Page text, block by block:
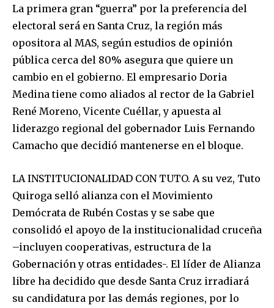
La primera gran “guerra” por la preferencia del
electoral será en Santa Cruz, la región más
opositora al MAS, según estudios de opinión
pública cerca del 80% asegura que quiere un
cambio en el gobierno. El empresario Doria
Medina tiene como aliados al rector de la Gabriel
René Moreno, Vicente Cuéllar, y apuesta al
liderazgo regional del gobernador Luis Fernando
Camacho que decidió mantenerse en el bloque.
LA INSTITUCIONALIDAD CON TUTO. A su vez, Tuto
Quiroga selló alianza con el Movimiento
Demócrata de Rubén Costas y se sabe que
consolidó el apoyo de la institucionalidad cruceña
–incluyen cooperativas, estructura de la
Gobernación y otras entidades-. El líder de Alianza
libre ha decidido que desde Santa Cruz irradiará
su candidatura por las demás regiones, por lo